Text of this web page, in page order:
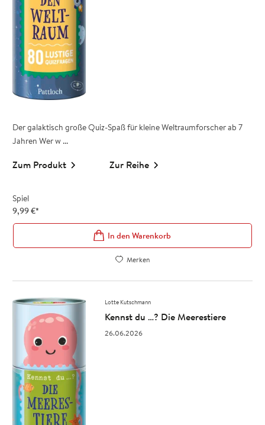
Der galaktisch große Quiz-Spaß für kleine Weltraumforscher ab 7
Jahren Wer w ...
Zum Produkt Zur Reihe
Spiel
9,99€*
In den Warenkorb
Merken
Lotte Kutschmann
Kennst du …? Die Meerestiere
26.06.2026